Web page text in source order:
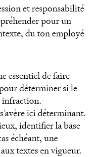
et responsabilité
pour un
du ton employé
essentiel de faire
déterminer si le
infraction.
ici déterminant.
identifier la base
échéant, une
textes en vigueur.